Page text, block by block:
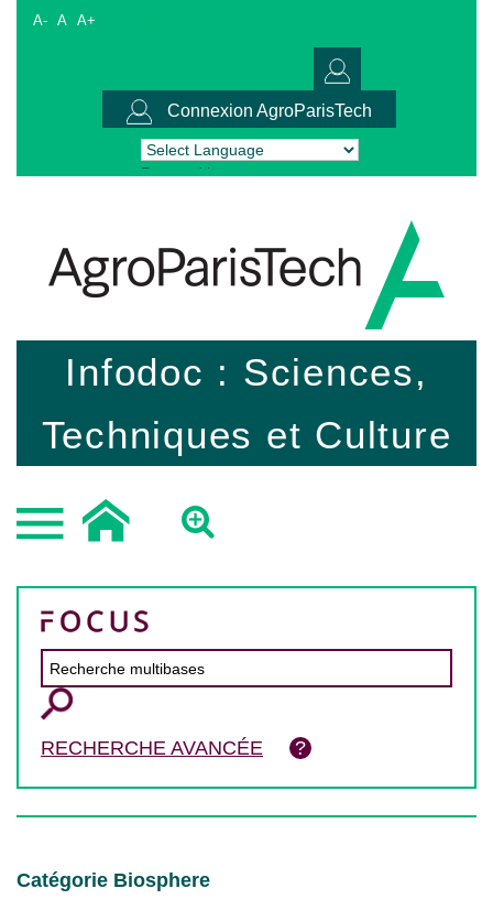
A- A A+
Connexion AgroParisTech
Powered by Translate
Infodoc : Sciences,
Techniques et Culture
RECHERCHE AVANCÉE
Catégorie Biosphere